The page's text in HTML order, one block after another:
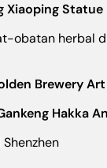
Xiaoping Statue
obatan herbal
Brewery
Hakka